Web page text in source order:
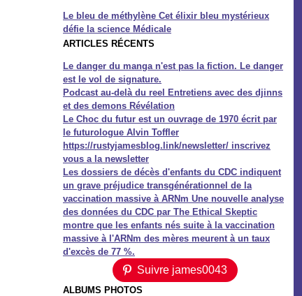
Le bleu de méthylène Cet élixir bleu mystérieux
défie la science Médicale
ARTICLES RÉCENTS
Le danger du manga n'est pas la fiction. Le danger
est le vol de signature.
Podcast au-delà du reel Entretiens avec des djinns
et des demons Révélation
Le Choc du futur est un ouvrage de 1970 écrit par
le futurologue Alvin Toffler
https://rustyjamesblog.link/newsletter/ inscrivez
vous a la newsletter
Les dossiers de décès d'enfants du CDC indiquent
un grave préjudice transgénérationnel de la
vaccination massive à ARNm Une nouvelle analyse
des données du CDC par The Ethical Skeptic
montre que les enfants nés suite à la vaccination
massive à l'ARNm des mères meurent à un taux
d'excès de 77 %.
Suivre james0043
ALBUMS PHOTOS